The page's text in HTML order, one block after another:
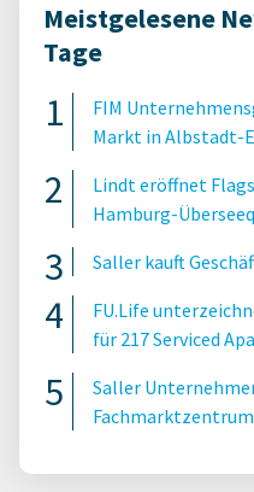
Meistgelesene
Tage
FIM
Markt in Albstadt-
Lindt eröffnet
Hamburg-
Saller kauft
FU.Life
für 217 Serviced
Saller